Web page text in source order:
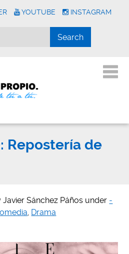
YOUTUBE INSTAGRAM
Repostería de
Javier Sánchez Páños under -
, Drama